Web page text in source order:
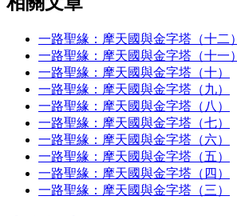
一路聖緣：摩天國與金字塔（十二）
一路聖緣：摩天國與金字塔（十一）
一路聖緣：摩天國與金字塔（十）
一路聖緣：摩天國與金字塔（九）
一路聖緣：摩天國與金字塔（八）
一路聖緣：摩天國與金字塔（七）
一路聖緣：摩天國與金字塔（六）
一路聖緣：摩天國與金字塔（五）
一路聖緣：摩天國與金字塔（四）
一路聖緣：摩天國與金字塔（三）